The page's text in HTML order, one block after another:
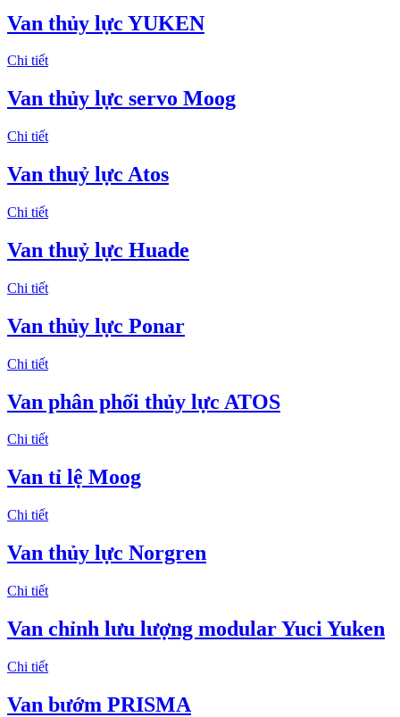
Van thủy lực YUKEN
Chi tiết
Van thủy lực servo Moog
Chi tiết
Van thuỷ lực Atos
Chi tiết
Van thuỷ lực Huade
Chi tiết
Van thủy lực Ponar
Chi tiết
Van phân phối thủy lực ATOS
Chi tiết
Van tỉ lệ Moog
Chi tiết
Van thủy lực Norgren
Chi tiết
Van chỉnh lưu lượng modular Yuci Yuken
Chi tiết
Van bướm PRISMA